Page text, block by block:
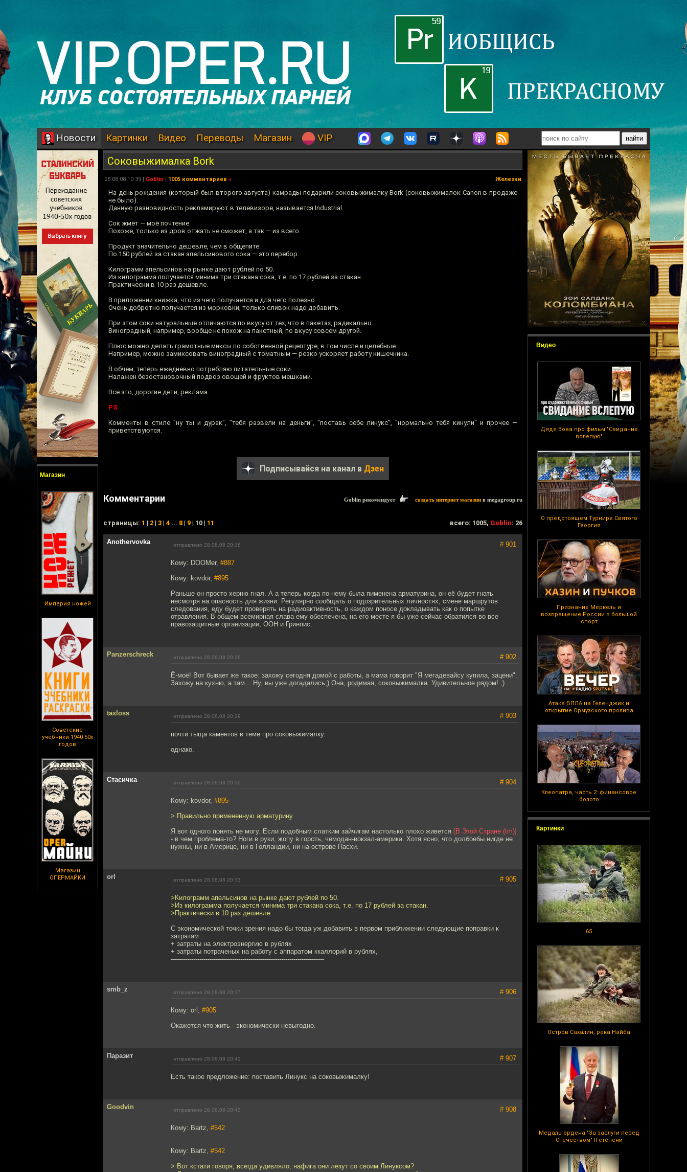
Новости Картинки Видео Переводы Магазин VIP
Магазин
Империя ножей
Советские
учебники 1940-50х
годов
Магазин
ОПЕРМАЙКИ
Видео
Дядя Вова про фильм "Свидание
вслепую"
О предстоящем Турнире Святого
Георгия
Признание Меркель и
возвращение России в большой
спорт
Атака БПЛА на Геленджик и
открытие Ормузского пролива
Клеопатра, часть 2: финансовое
болото
Картинки
65
Остров Сахалин, река Найба
Медаль ордена "За заслуги перед
Отечеством" II степени
Соковыжималка Bork
28.08.08 10:39 | Goblin | 1005 комментариев » Железки
На день рождения (который был второго августа) камрады подарили соковыжималку Bork (соковыжималок Canon в продаже
не было).
Данную разновидность рекламируют в телевизоре, называется Industrial.
Сок жмёт — моё почтение.
Похоже, только из дров отжать не сможет, а так — из всего.
Продукт значительно дешевле, чем в общепите.
По 150 рублей за стакан апельсинового сока — это перебор.
Килограмм апельсинов на рынке дают рублей по 50.
Из килограмма получается минима три стакана сока, т.е. по 17 рублей за стакан.
Практически в 10 раз дешевле.
В приложении книжка, что из чего получается и для чего полезно.
Очень добротно получается из морковки, только сливок надо добавить.
При этом соки натуральные отличаются по вкусу от тех, что в пакетах, радикально.
Виноградный, например, вообще не похож на пакетный, по вкусу совсем другой.
Плюс можно делать грамотные миксы по собственной рецептуре, в том числе и целебные.
Например, можно замиксовать виноградный с томатным — резко ускоряет работу кишечника.
В обчем, теперь ежедневно потребляю питательные соки.
Налажен безостановочный подвоз овощей и фруктов мешками.
Всё это, дорогие дети, реклама.
PS
Комменты в стиле "ну ты и дурак", "тебя развели на деньги", "поставь себе линукс", "нормально тебя кинули" и прочее —
приветствуются.
Подписывайся на канал в Дзен
Комментарии Goblin рекомендует создать интернет магазин в megagroup.ru
cтраницы: 1 | 2 | 3 | 4 ... 8 | 9 | 10 | 11 всего: 1005, Goblin: 26
Anothervovka отправлено 28.08.08 20:18 # 901
Кому: DOOMer, #887
Кому: kovdor, #895
Раньше он просто херню гнал. А а теперь когда по нему была пименена арматурина, он её будет гнать
несмотря на опасность для жизни. Регулярно сообщать о подозрительных личностях, смене маршрутов
следования, еду будет проверять на радиоактивность, о каждом поносе докладывать как о попытке
отравления. В общем всемирная слава ему обеспечена, на его месте я бы уже сейчас обратился во все
правозащитные организации, ООН и Гринпис.
Panzerschreck отправлено 28.08.08 20:29 # 902
Ё-моё! Вот бывает же такое: захожу сегодня домой с работы, а мама говорит "Я мегадевайсу купила, зацени".
Захожу на кухню, а там... Ну, вы уже догадались;) Она, родимая, соковыжималка. Удивительное рядом! ;)
taxloss отправлено 28.08.08 20:29 # 903
почти тыща каментов в теме про соковыжималку.
однако.
Стасичка отправлено 28.08.08 20:30 # 904
Кому: kovdor, #895
> Правильно примененную арматурину.
Я вот одного понять не могу. Если подобным слатким зайчигам настолько плохо живется [В Этой Стране (tm)]
- в чем проблема-то? Ноги в руки, жопу в горсть, чемодан-вокзал-америка. Хотя ясно, что долбоебы нигде не
нужны, ни в Америце, ни в Голландии, ни на острове Пасхи.
orl отправлено 28.08.08 20:33 # 905
>Килограмм апельсинов на рынке дают рублей по 50.
>Из килограмма получается минима три стакана сока, т.е. по 17 рублей за стакан.
>Практически в 10 раз дешевле.
С экономической точки зрения надо бы тогда уж добавить в первом приближении следующие поправки к
затратам :
+ затраты на электроэнергию в рублях
+ затраты потраченых на работу с аппаратом ккаллорий в рублях,
---------------------------------------------------------------------------
smb_z отправлено 28.08.08 20:37 # 906
Кому: orl, #905
Окажется что жить - экономически невыгодно.
Паразит отправлено 28.08.08 20:41 # 907
Есть такое предложение: поставить Линукс на соковыжималку!
Goodvin отправлено 28.08.08 20:43 # 908
Кому: Bartz, #542
Кому: Bartz, #542
> Вот кстати говоря, всегда удивляло, нафига они лезут со своим Линуксом?